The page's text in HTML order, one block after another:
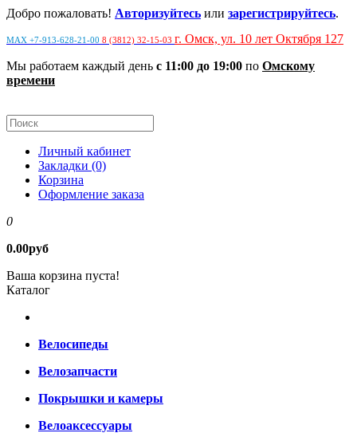
Добро пожаловать! Авторизуйтесь или зарегистрируйтесь.
MAX +7-913-628-21-00 8 (3812) 32-15-03 г. Омск, ул. 10 лет Октября 127
Мы работаем каждый день с 11:00 до 19:00 по Омскому
времени
Личный кабинет
Закладки (0)
Корзина
Оформление заказа
0
0.00руб
Ваша корзина пуста!
Каталог
Велосипеды
Велозапчасти
Покрышки и камеры
Велоаксессуары